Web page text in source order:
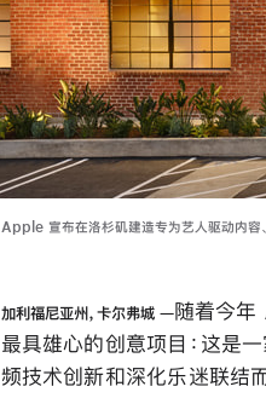
Apple 宣布在洛杉矶建造专为艺人驱动内容
加利福尼亚州，卡尔弗城
随着今年
最具雄心的创意项目：这是
频技术创新和深化乐迷联结